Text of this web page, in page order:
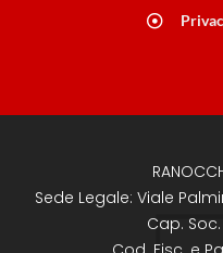
Sede Legale: Viale
Cap.